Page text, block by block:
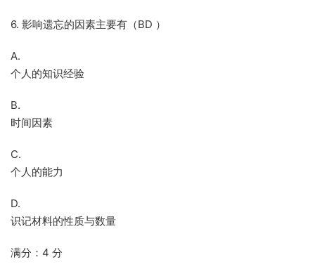
6. 影响遗忘的因素主要有（BD ）
A.
个人的知识经验
B.
时间因素
C.
个人的能力
D.
识记材料的性质与数量
满分：4 分